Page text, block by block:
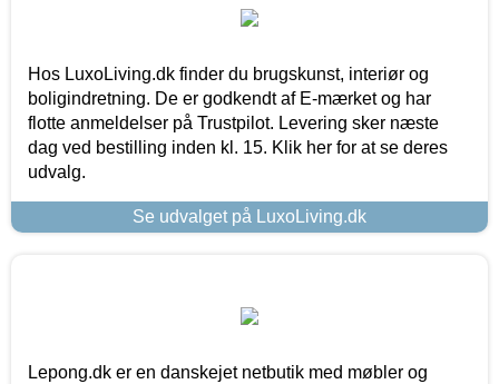
Hos LuxoLiving.dk finder du brugskunst, interiør og
boligindretning. De er godkendt af E-mærket og har
flotte anmeldelser på Trustpilot. Levering sker næste
dag ved bestilling inden kl. 15. Klik her for at se deres
udvalg.
Se udvalget på LuxoLiving.dk
Lepong.dk er en danskejet netbutik med møbler og